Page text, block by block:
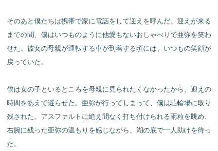
そのあと僕たちは携帯で家に電話をして迎えを呼んだ。迎えが来る
までの間、僕はいつものように他愛もないおしゃべりで亜弥を笑わ
せた。彼女の母親が運転する車が到着する頃には、いつもの笑顔が
戻っていた。
僕は女の子といるところを母親に見られたくなかったから、迎えの
時間をあえて遅らせた。亜弥が行ってしまって、僕は駐輪場に取り
残された。アスファルトに絶え間なく打ち付けられる雨粒を眺め、
右腕に残った亜弥の温もりを感じながら、湖の底で一人助けを待っ
た。